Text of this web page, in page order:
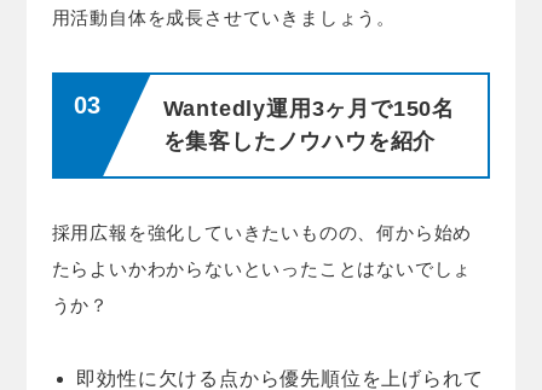
用活動自体を成長させていきましょう。
Wantedly運用3ヶ月で150名
を集客したノウハウを紹介
採用広報を強化していきたいものの、何から始め
たらよいかわからないといったことはないでしょ
うか？
即効性に欠ける点から優先順位を上げられて